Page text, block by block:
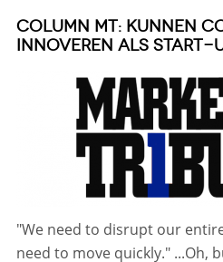
COLUMN MT: KUNNEN
INNOVEREN ALS START-
"We need to disrupt our
need to move quickly." ...Oh,